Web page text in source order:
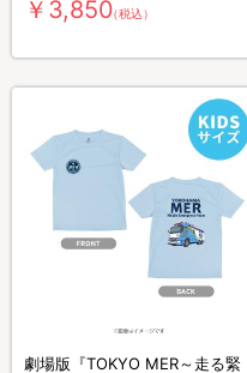
￥3,850（税込）
劇場版『TOKYO MER～走る緊